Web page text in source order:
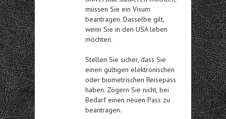
müssen Sie ein Visum
beantragen. Dasselbe gilt,
wenn Sie in den USA leben
möchten.
Stellen Sie sicher, dass Sie
einen gültigen elektronischen
oder biometrischen Reisepass
haben. Zögern Sie nicht, bei
Bedarf einen neuen Pass zu
beantragen.